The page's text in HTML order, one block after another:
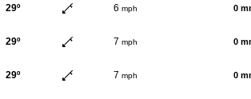
29º 6 mph 0
29º 7 mph 0
29º 7 mph 0